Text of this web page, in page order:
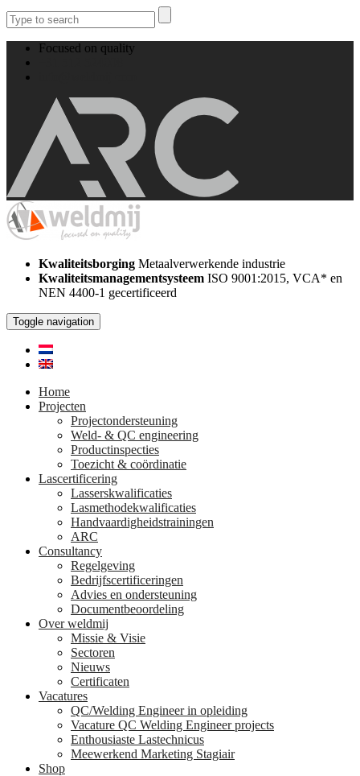
Focused on quality
Kwaliteitsborging Metaalverwerkende industrie
Kwaliteitsmanagementsysteem ISO 9001:2015, VCA* en
NEN 4400-1 gecertificeerd
Toggle navigation
Home
Projecten
Projectondersteuning
Weld- & QC engineering
Productinspecties
Toezicht & coördinatie
Lascertificering
Lasserskwalificaties
Lasmethodekwalificaties
Handvaardigheidstrainingen
ARC
Consultancy
Regelgeving
Bedrijfscertificeringen
Advies en ondersteuning
Documentbeoordeling
Over weldmij
Missie & Visie
Sectoren
Nieuws
Certificaten
Vacatures
QC/Welding Engineer in opleiding
Vacature QC Welding Engineer projects
Enthousiaste Lastechnicus
Meewerkend Marketing Stagiair
Shop